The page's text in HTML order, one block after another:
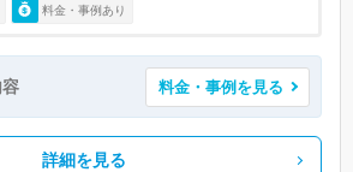
料金・事例あり
料金・事例を見る
詳細を見る